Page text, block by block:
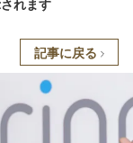
記事に戻る